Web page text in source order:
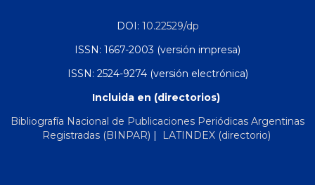
DOI: 10.22529/dp
ISSN: 1667-2003 (versión impresa)
ISSN: 2524-9274 (versión electrónica)
Incluida en (directorios)
Bibliografía Nacional de Publicaciones Periódicas Argentinas
Registradas (BINPAR) | LATINDEX (directorio)